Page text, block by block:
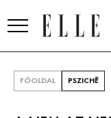
FŐOLDAL PSZICHÉ